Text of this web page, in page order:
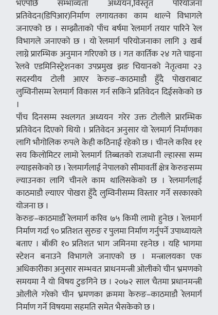
भएपछि सम्भाव्यता अध्ययन,विस्तृत परियोजना
प्रतिवेदन(डिपिआर)निर्माण लगायतका काम थाल्ने विभागले
जनाएको छ । सम्झौताको पाँच बर्षमा रेलमार्ग तयार पारिने रेल
विभागले जनाएको छ । यो रेलमार्ग परियोजनाका लागि ३ खर्ब
लाग्ने प्रारम्भिक अनुमान गरिएको छ । गत कार्तिक २४ गते चाइना
रेलवे एडमिनिस्ट्रेशनका उपप्रमुख झङ चियानको नेतृत्वमा २३
सदस्यीय टोली आएर केरुङ–काठमाडौ हुँदै पोखराबाट
लुम्विनीसम्म रेलमार्ग विकास गर्न सकिने प्रतिवेदन दिईसकेको छ
।
पाँच दिनसम्म स्थलगत अध्ययन गरेर उक्त टोलीले प्रारम्भिक
प्रतिवेदन दिएको थियो । प्रतिवेदन अनुसार यो रेलमार्ग निर्माणका
लागि भौगोलिक रुपले केही कठिनाई रहेको छ । चीनले करिव ११
सय किलोमिटर लामो रेलमार्ग तिब्बतको राजधानी ल्हास्सा सम्म
ल्याइसकेको छ । रेलमार्गलाई नेपालको सीमावर्ती क्षेत्र केरुङसम्म
ल्याउनका लागि चीनले काम थालिसकेको छ । रेलमार्गलाई
काठमाडौ ल्याएर पोखरा हुँदै लुम्विनीसम्म विस्तार गर्ने सरकारको
योजना छ ।
केरुङ–काठमाडौं रेलमार्ग करिव ७५ किमी लामो हुनेछ । रेलमार्ग
निर्माण गर्दा ९० प्रतिशत सुरुङ र पुलमा निर्माण गर्नुपर्ने उपाध्यायले
बताए । बाँकी १० प्रतिशत भाग जमिनमा रहनेछ । यहि भागमा
स्टेशन बनाउने विभागले जनाएको छ । मन्त्रालयका एक
अधिकारीका अनुसार सम्भवत प्राधनमन्त्री ओलीको चीन भ्रमणको
समयमा नै यो विषय टुङगिने छ । २०७२ साल चैतमा प्रधानमन्त्री
ओलीले गरेको चीन भ्रमणका क्रममा केरुङ–काठमाडौ रेलमार्ग
निर्माण गर्ने विषयमा सहमति समेत भैसकेको छ ।